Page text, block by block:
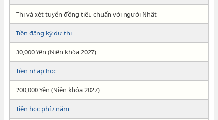
Thi và xét tuyển đồng tiêu chuẩn với người Nhật
Tiền đăng ký dự thi
30,000 Yên (Niên khóa 2027)
Tiền nhập học
200,000 Yên (Niên khóa 2027)
Tiền học phí / năm